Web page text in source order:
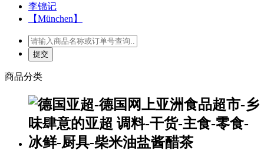
李锦记
【München】
商品分类